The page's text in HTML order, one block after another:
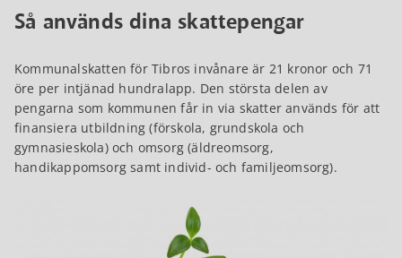
Så används dina skattepengar
Kommunalskatten för Tibros invånare är 21 kronor och 71
öre per intjänad hundralapp. Den största delen av
pengarna som kommunen får in via skatter används för att
finansiera utbildning (förskola, grundskola och
gymnasieskola) och omsorg (äldreomsorg,
handikappomsorg samt individ- och familjeomsorg).